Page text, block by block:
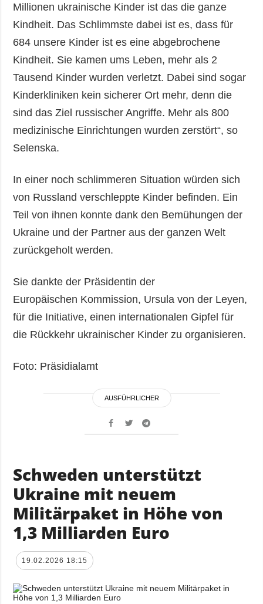
Millionen ukrainische Kinder ist das die ganze
Kindheit. Das Schlimmste dabei ist es, dass für
684 unsere Kinder ist es eine abgebrochene
Kindheit. Sie kamen ums Leben, mehr als 2
Tausend Kinder wurden verletzt. Dabei sind sogar
Kinderkliniken kein sicherer Ort mehr, denn die
sind das Ziel russischer Angriffe. Mehr als 800
medizinische Einrichtungen wurden zerstört“, so
Selenska.
In einer noch schlimmeren Situation würden sich
von Russland verschleppte Kinder befinden. Ein
Teil von ihnen konnte dank den Bemühungen der
Ukraine und der Partner aus der ganzen Welt
zurückgeholt werden.
Sie dankte der Präsidentin der
Europäischen Kommission, Ursula von der Leyen,
für die Initiative, einen internationalen Gipfel für
die Rückkehr ukrainischer Kinder zu organisieren.
Foto: Präsidialamt
AUSFÜHRLICHER
Schweden unterstützt
Ukraine mit neuem
Militärpaket in Höhe von
1,3 Milliarden Euro
19.02.2026 18:15